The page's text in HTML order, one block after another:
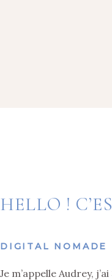
HELLO !
DIGITAL NOMADE
Je m’appelle Audrey,